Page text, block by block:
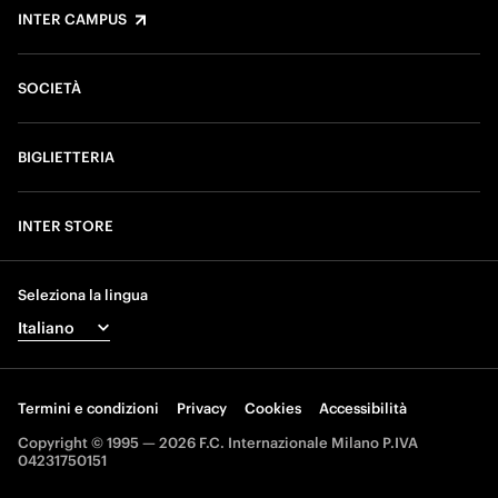
INTER CAMPUS
SOCIETÀ
BIGLIETTERIA
INTER STORE
Seleziona la lingua
Termini e condizioni Privacy Cookies
Accessibilità
Copyright © 1995 — 2026 F.C. Internazionale Milano P.IVA
04231750151